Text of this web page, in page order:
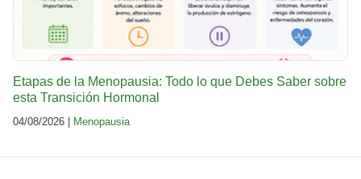
Etapas de la Menopausia: Todo lo que Debes Saber sobre
esta Transición Hormonal
04/08/2026 | Menopausia